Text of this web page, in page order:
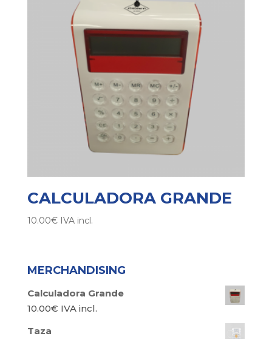
CALCULADORA GRANDE
10.00€ IVA incl.
MERCHANDISING
Calculadora Grande
10.00€ IVA incl.
Taza